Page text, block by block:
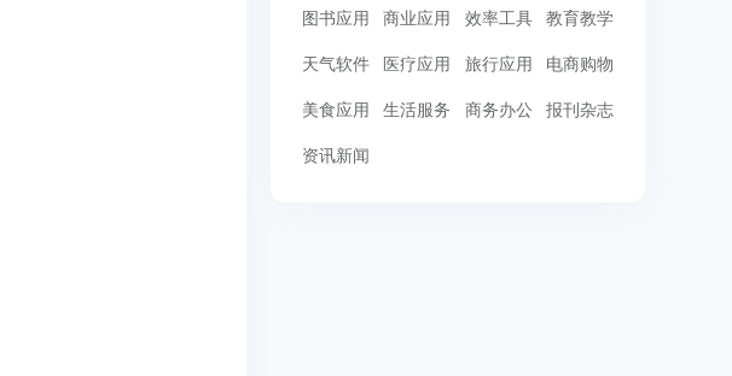
图书应用 商业应用 效率工具 教育教学
天气软件 医疗应用 旅行应用 电商购物
美食应用 生活服务 商务办公 报刊杂志
资讯新闻